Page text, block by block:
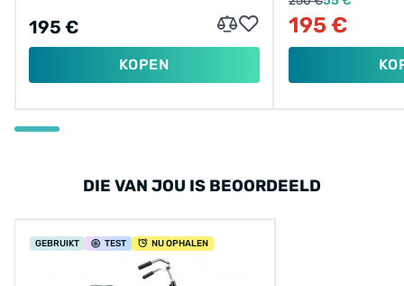
195 €
KOPEN
195 €
DIE VAN JOU IS BEOORDEELD
GEBRUIKT TEST NU OPHALEN